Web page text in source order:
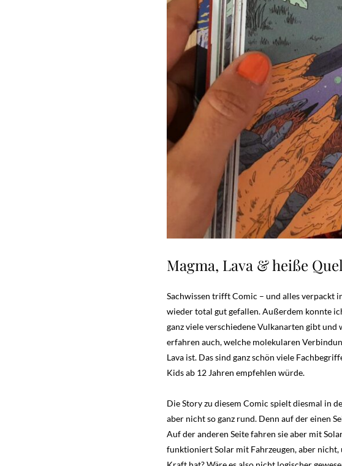
Magma, Lava & heiße
Sachwissen trifft Comic – und alles verpackt
wieder total gut gefallen. Außerdem konnte
ganz viele verschiedene Vulkanarten gibt
erfahren auch, welche molekularen
Lava ist. Das sind ganz schön viele
Kids ab 12 Jahren empfehlen würde.
Die Story zu diesem Comic spielt diesmal in
aber nicht so ganz rund. Denn auf der einen
Auf der anderen Seite fahren sie aber mit
funktioniert Solar mit Fahrzeugen, aber nicht,